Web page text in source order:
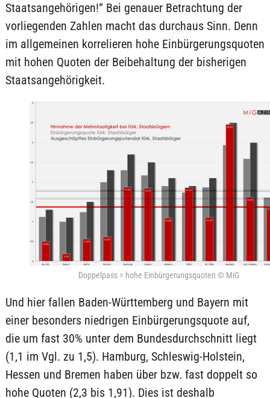
Staatsangehörigen!“ Bei genauer Betrachtung der
vorliegenden Zahlen macht das durchaus Sinn. Denn
im allgemeinen korrelieren hohe Einbürgerungsquoten
mit hohen Quoten der Beibehaltung der bisherigen
Staatsangehörigkeit.
Doppelpass = hohe Einbürgerungsquoten © MiG
Und hier fallen Baden-Württemberg und Bayern mit
einer besonders niedrigen Einbürgerungsquote auf,
die um fast 30% unter dem Bundesdurchschnitt liegt
(1,1 im Vgl. zu 1,5). Hamburg, Schleswig-Holstein,
Hessen und Bremen haben über bzw. fast doppelt so
hohe Quoten (2,3 bis 1,91). Dies ist deshalb